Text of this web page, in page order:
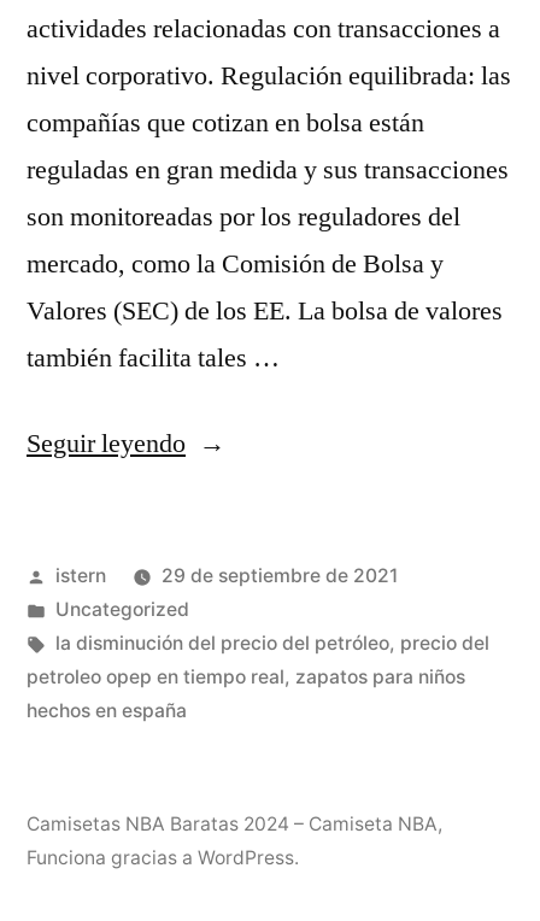
actividades relacionadas con transacciones a
nivel corporativo. Regulación equilibrada: las
compañías que cotizan en bolsa están
reguladas en gran medida y sus transacciones
son monitoreadas por los reguladores del
mercado, como la Comisión de Bolsa y
Valores (SEC) de los EE. La bolsa de valores
también facilita tales …
Seguir leyendo«camiseta
el
corte
ingles»
Publicado
por
istern
29 de septiembre de 2021
Publicado
en
Uncategorized
Etiquetas:
la disminución del precio del petróleo, precio del
petroleo opep en tiempo real, zapatos para niños
hechos en españa
Camisetas NBA Baratas 2024 – Camiseta NBA,
Funciona gracias a WordPress.